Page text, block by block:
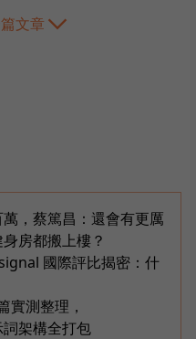
文章
，蔡篤昌：還會有更厲
房都搬上樓？
國際評比揭密：什
實測整理，
架構全打包